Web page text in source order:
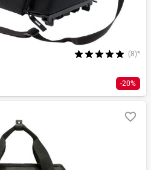
(8)*
-20%